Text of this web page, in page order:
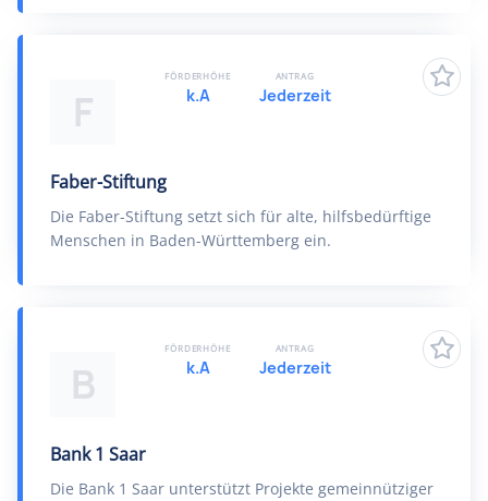
F
Faber-Stiftung
Die Faber-Stiftung setzt sich für alte, hilfsbedürftige
Menschen in Baden-Württemberg ein.
FÖRDERHÖHE
k.A
ANTRAG
Jederzeit
B
Bank 1 Saar
Die Bank 1 Saar unterstützt Projekte gemeinnütziger
FÖRDERHÖHE
k.A
ANTRAG
Jederzeit